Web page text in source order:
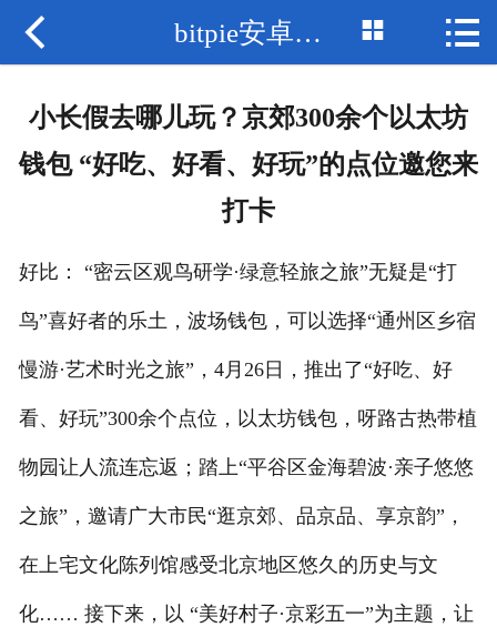
网站首页
比特派下载
比特派网站
bitpie安卓下载
bitpie下载
 bitpie安卓下载  
小长假去哪儿玩？京郊300余个以太坊
钱包 “好吃、好看、好玩”的点位邀您来
打卡
好比： “密云区观鸟研学·绿意轻旅之旅”无疑是“打
鸟”喜好者的乐土，波场钱包，可以选择“通州区乡宿
慢游·艺术时光之旅”，4月26日，推出了“好吃、好
看、好玩”300余个点位，以太坊钱包，呀路古热带植
物园让人流连忘返；踏上“平谷区金海碧波·亲子悠悠
之旅”，邀请广大市民“逛京郊、品京品、享京韵”，
在上宅文化陈列馆感受北京地区悠久的历史与文
化…… 接下来，以 “美好村子·京彩五一”为主题，让